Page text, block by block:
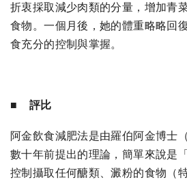
折衷採取減少肉類的分量，增加青
食物。一個月後，她的體重略略回
食充分的控制與掌握。
■ 評比
阿金飲食減肥法是由羅伯阿金博士
數十年前提出的理論，簡單來說是
控制攝取任何醣類、澱粉的食物（